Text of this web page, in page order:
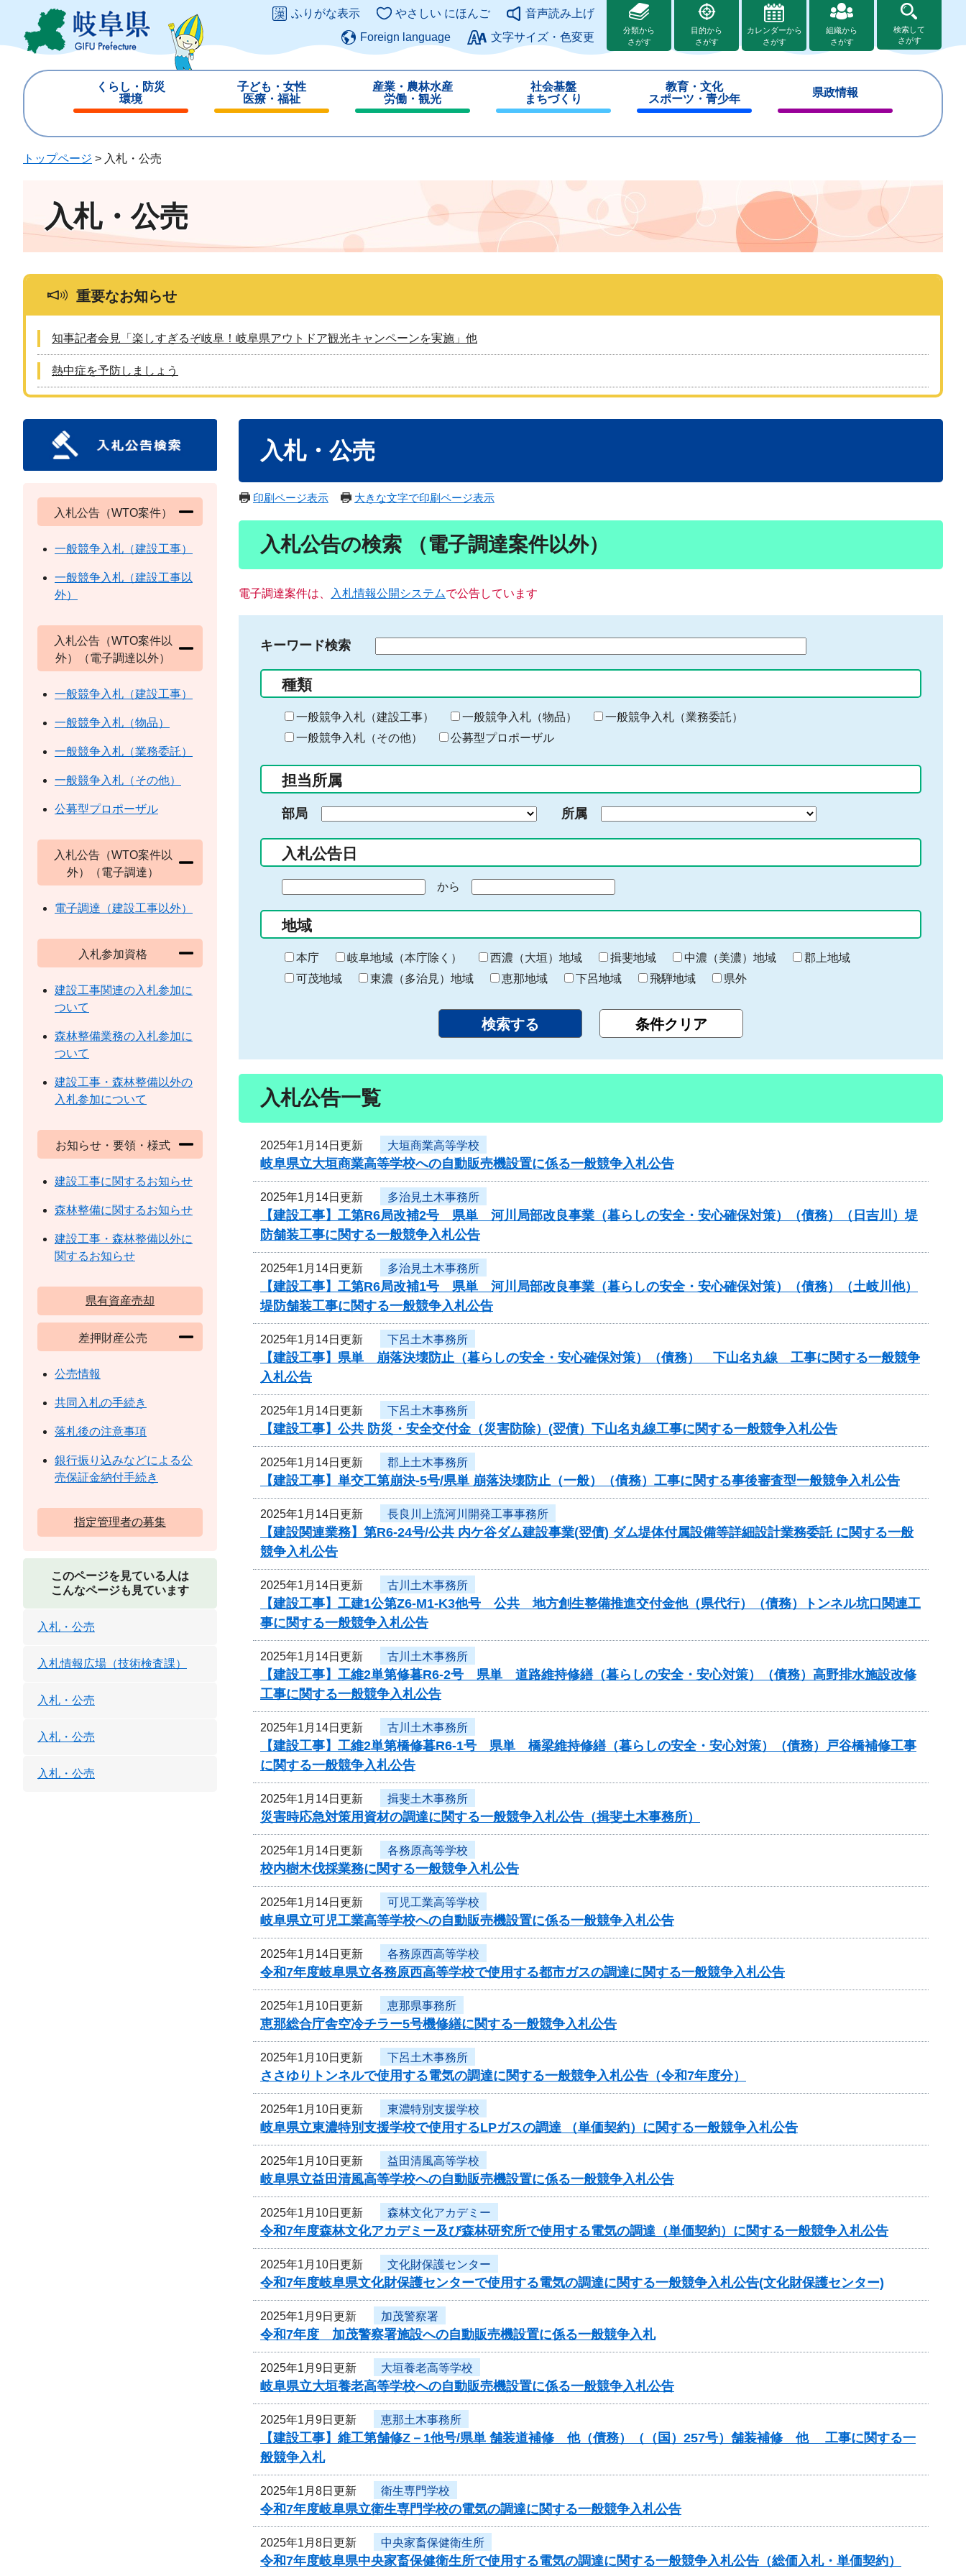
ジ
ュ
このページの本文へ
ふりがな表示 やさしい にほんご
音声読み上げ
Foreign language
文字サイズ・色変更
分類から
さがす
目的から
さがす
カレンダーから
さがす
組織から
さがす
検索して
さがす
くらし・防災
環境
じ
子ども・女性
医療・福祉
じ
産業・農林水産
労働・観光
じ
社会基盤
まちづくり
じ
教育・文化
スポーツ・青少年
じ
県政情報
じ
トップページ > 入札・公売
入札・公売
重要なお知らせ
知事記者会見「楽しすぎるぞ岐阜！岐阜県アウトドア観光キャンペーンを実施」他
熱中症を予防しましょう
入札・公売
印刷ページ表示 大きな文字で印刷ページ表示
入札公告の検索 （電子調達案件以外）
電子調達案件は、 入札情報公開システムで公告しています
キーワード検索
る
キ
ー
ー
入
力
種類
一般競争入札（建設工事） 一般競争入札（物品）
一般競争入札（業務委託）
一般競争入札（その他）
公募型プロポーザル
担当所属
部局 所属
入札公告日
の
始
ま
り
から
終
わ
り
地域
本庁 岐阜地域（本庁除く） 西濃（大垣）地域 揖斐地域 中濃（美濃）地域
郡上地域
可茂地域
東濃（多治見）地域 恵那地域 下呂地域 飛騨地域 県外
入札公告一覧
2025年1月14日更新 大垣商業高等学校
岐阜県立大垣商業高等学校への自動販売機設置に係る一般競争入札公告
2025年1月14日更新 多治見土木事務所
【建設工事】工第R6局改補2号 県単 河川局部改良事業（暮らしの安全・安心確保対策）（債務）（日吉川）堤
防舗装工事に関する一般競争入札公告
2025年1月14日更新 多治見土木事務所
【建設工事】工第R6局改補1号 県単 河川局部改良事業（暮らしの安全・安心確保対策）（債務）（土岐川他）
堤防舗装工事に関する一般競争入札公告
2025年1月14日更新 下呂土木事務所
【建設工事】県単 崩落決壊防止（暮らしの安全・安心確保対策）（債務） 下山名丸線 工事に関する一般競争
入札公告
2025年1月14日更新 下呂土木事務所
【建設工事】公共 防災・安全交付金（災害防除）(翌債）下山名丸線工事に関する一般競争入札公告
2025年1月14日更新 郡上土木事務所
【建設工事】単交工第崩決-5号/県単 崩落決壊防止（一般）（債務）工事に関する事後審査型一般競争入札公告
2025年1月14日更新 長良川上流河川開発工事事務所
【建設関連業務】第R6-24号/公共 内ケ谷ダム建設事業(翌債) ダム堤体付属設備等詳細設計業務委託 に関する一般
競争入札公告
2025年1月14日更新 古川土木事務所
【建設工事】工建1公第Z6-M1-K3他号 公共 地方創生整備推進交付金他（県代行）（債務）トンネル坑口関連工
事に関する一般競争入札公告
2025年1月14日更新 古川土木事務所
【建設工事】工維2単第修暮R6-2号 県単 道路維持修繕（暮らしの安全・安心対策）（債務）高野排水施設改修
工事に関する一般競争入札公告
2025年1月14日更新 古川土木事務所
【建設工事】工維2単第橋修暮R6-1号 県単 橋梁維持修繕（暮らしの安全・安心対策）（債務）戸谷橋補修工事
に関する一般競争入札公告
2025年1月14日更新 揖斐土木事務所
災害時応急対策用資材の調達に関する一般競争入札公告（揖斐土木事務所）
2025年1月14日更新 各務原高等学校
校内樹木伐採業務に関する一般競争入札公告
2025年1月14日更新 可児工業高等学校
岐阜県立可児工業高等学校への自動販売機設置に係る一般競争入札公告
2025年1月14日更新 各務原西高等学校
令和7年度岐阜県立各務原西高等学校で使用する都市ガスの調達に関する一般競争入札公告
2025年1月10日更新 恵那県事務所
恵那総合庁舎空冷チラー5号機修繕に関する一般競争入札公告
2025年1月10日更新 下呂土木事務所
ささゆりトンネルで使用する電気の調達に関する一般競争入札公告（令和7年度分）
2025年1月10日更新 東濃特別支援学校
岐阜県立東濃特別支援学校で使用するLPガスの調達 （単価契約）に関する一般競争入札公告
2025年1月10日更新 益田清風高等学校
岐阜県立益田清風高等学校への自動販売機設置に係る一般競争入札公告
2025年1月10日更新 森林文化アカデミー
令和7年度森林文化アカデミー及び森林研究所で使用する電気の調達（単価契約）に関する一般競争入札公告
2025年1月10日更新 文化財保護センター
令和7年度岐阜県文化財保護センターで使用する電気の調達に関する一般競争入札公告(文化財保護センター)
2025年1月9日更新 加茂警察署
令和7年度 加茂警察署施設への自動販売機設置に係る一般競争入札
2025年1月9日更新 大垣養老高等学校
岐阜県立大垣養老高等学校への自動販売機設置に係る一般競争入札公告
2025年1月9日更新 恵那土木事務所
【建設工事】維工第舗修Z－1他号/県単 舗装道補修 他（債務）（（国）257号）舗装補修 他 工事に関する一
般競争入札
2025年1月8日更新 衛生専門学校
令和7年度岐阜県立衛生専門学校の電気の調達に関する一般競争入札公告
2025年1月8日更新 中央家畜保健衛生所
令和7年度岐阜県中央家畜保健衛生所で使用する電気の調達に関する一般競争入札公告（総価入札・単価契約）
入札公告（WTO案件）
一般競争入札（建設工事）
一般競争入札（建設工事以
外）
入札公告（WTO案件以
外）（電子調達以外）
一般競争入札（建設工事）
一般競争入札（物品）
一般競争入札（業務委託）
一般競争入札（その他）
公募型プロポーザル
入札公告（WTO案件以
外）（電子調達）
電子調達（建設工事以外）
入札参加資格
建設工事関連の入札参加に
ついて
森林整備業務の入札参加に
ついて
建設工事・森林整備以外の
入札参加について
お知らせ・要領・様式
建設工事に関するお知らせ
森林整備に関するお知らせ
建設工事・森林整備以外に
関するお知らせ
県有資産売却
差押財産公売
公売情報
共同入札の手続き
落札後の注意事項
銀行振り込みなどによる公
売保証金納付手続き
指定管理者の募集
このページを見ている人は
こんなページも見ています
入札・公売
入札情報広場（技術検査課）
入札・公売
入札・公売
入札・公売